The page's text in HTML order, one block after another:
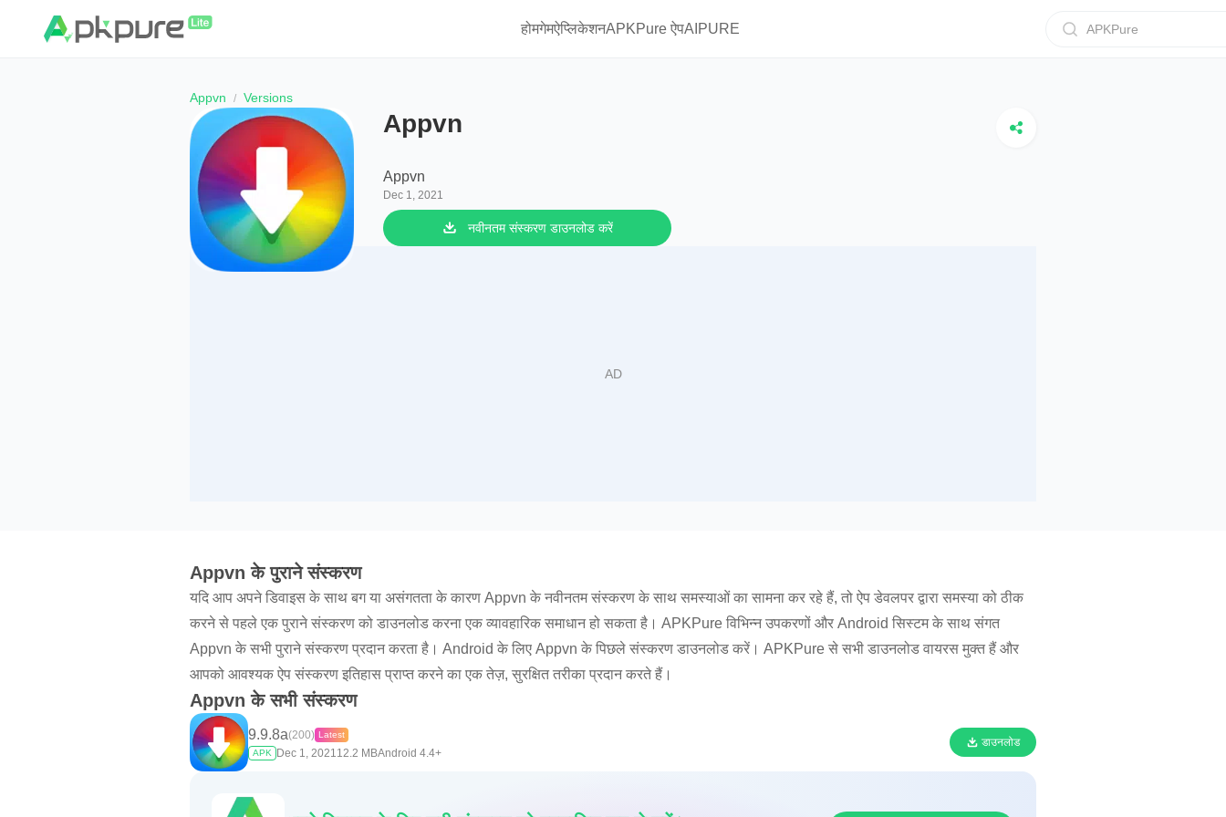
होमगेमऐप्लिकेशनAPKPure ऐपAIPURE APKPure
Appvn Versions
Appvn
Appvn
Dec 1, 2021
नवीनतम संस्करण डाउनलोड करें
Appvn के पुराने संस्करण
यदि आप अपने डिवाइस के साथ बग या असंगतता के कारण Appvn के नवीनतम संस्करण के साथ समस्याओं का सामना कर रहे हैं, तो ऐप डेवलपर द्वारा समस्या को ठीक
करने से पहले एक पुराने संस्करण को डाउनलोड करना एक व्यावहारिक समाधान हो सकता है। APKPure विभिन्न उपकरणों और Android सिस्टम के साथ संगत
Appvn के सभी पुराने संस्करण प्रदान करता है। Android के लिए Appvn के पिछले संस्करण डाउनलोड करें। APKPure से सभी डाउनलोड वायरस मुक्त हैं और
आपको आवश्यक ऐप संस्करण इतिहास प्राप्त करने का एक तेज़, सुरक्षित तरीका प्रदान करते हैं।
Appvn के सभी संस्करण
9.9.8a(200) Latest
APK
Dec 1, 202112.2 MBAndroid 4.4+
डाउनलोड